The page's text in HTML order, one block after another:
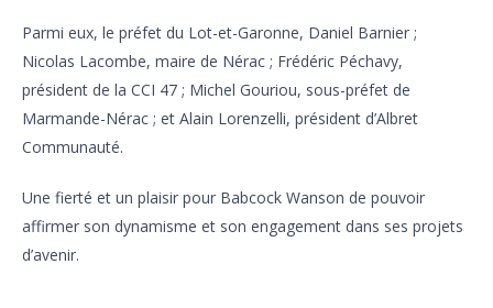
Parmi eux, le préfet du Lot-et-Garonne, Daniel Barnier ;
Nicolas Lacombe, maire de Nérac ; Frédéric Péchavy,
président de la CCI 47 ; Michel Gouriou, sous-préfet de
Marmande-Nérac ; et Alain Lorenzelli, président d’Albret
Communauté.
Une fierté et un plaisir pour Babcock Wanson de pouvoir
affirmer son dynamisme et son engagement dans ses projets
d’avenir.